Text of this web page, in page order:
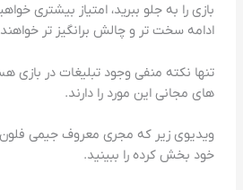
بازی را به جلو ببرید، امتیاز بیشتری
ادامه سخت تر و چالش برانگیز تر
تنها نکته منفی وجود تبلیغات در بازی
های مجانی این مورد را دارند.
ویدیوی زیر که مجری معروف جیمی فلون
خود بخش کرده را ببینید.